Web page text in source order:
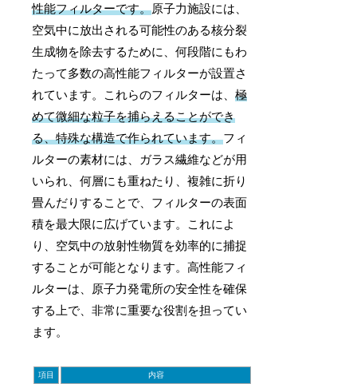
性能フィルターです。原子力施設には、
空気中に放出される可能性のある核分裂
生成物を除去するために、何段階にもわ
たって多数の高性能フィルターが設置さ
れています。これらのフィルターは、極
めて微細な粒子を捕らえることができ
る、特殊な構造で作られています。フィ
ルターの素材には、ガラス繊維などが用
いられ、何層にも重ねたり、複雑に折り
畳んだりすることで、フィルターの表面
積を最大限に広げています。これによ
り、空気中の放射性物質を効率的に捕捉
することが可能となります。高性能フィ
ルターは、原子力発電所の安全性を確保
する上で、非常に重要な役割を担ってい
ます。
項目 内容